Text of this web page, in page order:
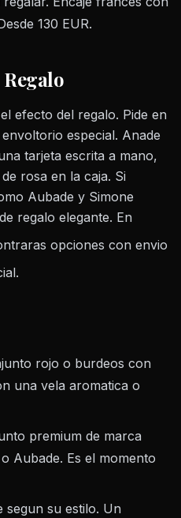
130 EUR.
efecto del regalo. Pide en
especial. Anade
tarjeta escrita a mano,
rosa en la caja. Si
Aubade y Simone
regalo elegante. En
opciones con envio
rojo o burdeos con
una vela aromatica o
premium de marca
Aubade. Es el momento
segun su estilo. Un